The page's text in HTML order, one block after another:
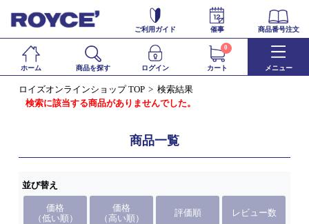
ご利用ガイド 催事 商品番号注文
ホーム 商品を探す ログイン カート
0
メニュー
ロイズオンラインショップ TOP
検索結果
検索に該当する商品がありませんでした。
商品一覧
並び替え
価格
（低い順）
価格
（高い順）
評価順 レビュー数